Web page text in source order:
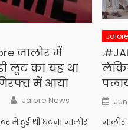
जालोर में
लूट का यह था
में आया
Author
Jalore News
में हुई थी घटना जालोर.
Jalore
on